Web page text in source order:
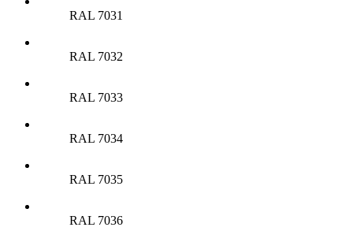
RAL 7031
RAL 7032
RAL 7033
RAL 7034
RAL 7035
RAL 7036